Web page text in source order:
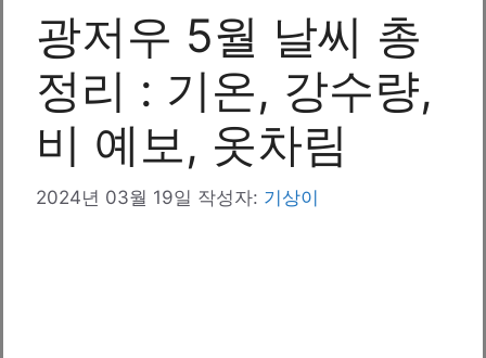
광저우 5월 날씨 총
정리 : 기온, 강수량,
비 예보, 옷차림
2024년 03월 19일 작성자: 기상이